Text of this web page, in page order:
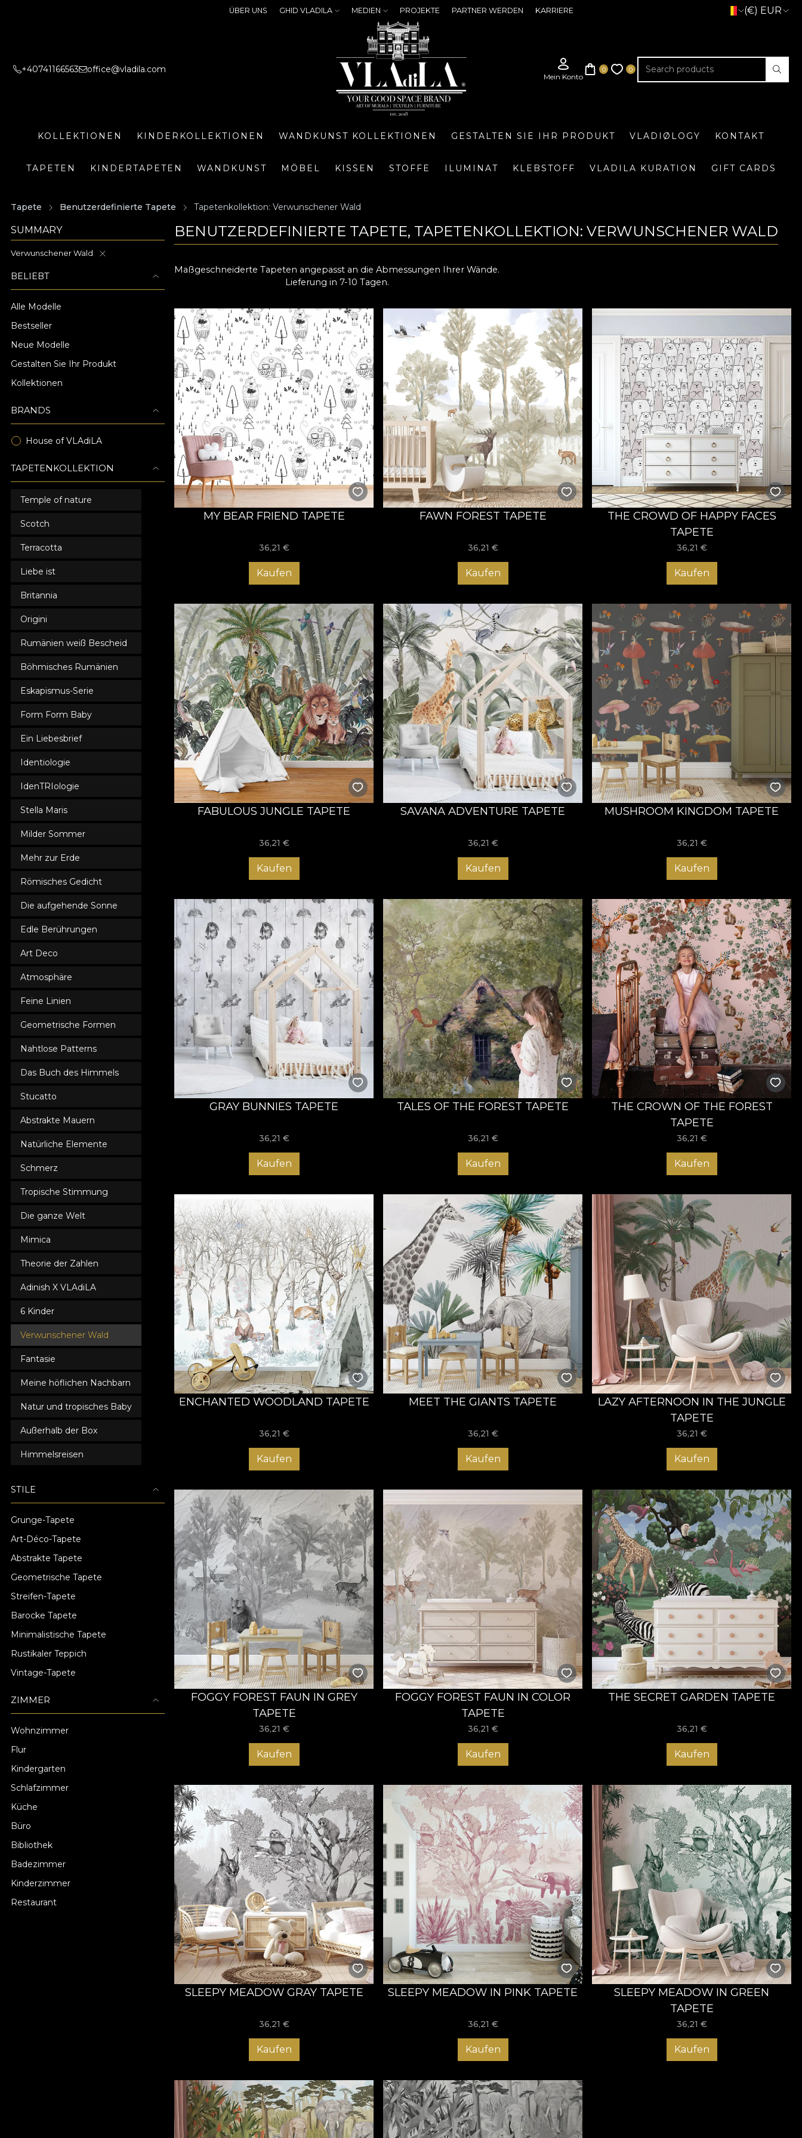
ÜBER UNS GHID VLADILA MEDIEN PROJEKTE PARTNER WERDEN KARRIERE (€) EUR
+40741166563 office@vladila.com
KOLLEKTIONEN KINDERKOLLEKTIONEN WANDKUNST KOLLEKTIONEN GESTALTEN SIE IHR PRODUKT VLADIØLOGY KONTAKT
TAPETEN KINDERTAPETEN WANDKUNST MÖBEL KISSEN STOFFE ILUMINAT KLEBSTOFF VLADILA KURATION GIFT CARDS
Tapete Benutzerdefinierte Tapete Tapetenkollektion: Verwunschener Wald
SUMMARY
Verwunschener Wald
BELIEBT
Alle Modelle
Bestseller
Neue Modelle
Gestalten Sie Ihr Produkt
Kollektionen
BRANDS
House of VLAdiLA
TAPETENKOLLEKTION
Temple of nature
Scotch
Terracotta
Liebe ist
Britannia
Origini
Rumänien weiß Bescheid
Böhmisches Rumänien
Eskapismus-Serie
Form Form Baby
Ein Liebesbrief
Identiologie
IdenTRIologie
Stella Maris
Milder Sommer
Mehr zur Erde
Römisches Gedicht
Die aufgehende Sonne
Edle Berührungen
Art Deco
Atmosphäre
Feine Linien
Geometrische Formen
Nahtlose Patterns
Das Buch des Himmels
Stucatto
Abstrakte Mauern
Natürliche Elemente
Schmerz
Tropische Stimmung
Die ganze Welt
Mimica
Theorie der Zahlen
Adinish X VLAdiLA
6 Kinder
Verwunschener Wald
Fantasie
Meine höflichen Nachbarn
Natur und tropisches Baby
Außerhalb der Box
Himmelsreisen
STILE
Grunge-Tapete
Art-Déco-Tapete
Abstrakte Tapete
Geometrische Tapete
Streifen-Tapete
Barocke Tapete
Minimalistische Tapete
Rustikaler Teppich
Vintage-Tapete
ZIMMER
Wohnzimmer
Flur
Kindergarten
Schlafzimmer
Küche
Büro
Bibliothek
Badezimmer
Kinderzimmer
Restaurant
BENUTZERDEFINIERTE TAPETE, TAPETENKOLLEKTION: VERWUNSCHENER WALD
Maßgeschneiderte Tapeten angepasst an die Abmessungen Ihrer Wände.
Lieferung in 7-10 Tagen.
MY BEAR FRIEND TAPETE
36,21 €
Kaufen
FAWN FOREST TAPETE
36,21 €
Kaufen
THE CROWD OF HAPPY FACES
TAPETE
36,21 €
Kaufen
FABULOUS JUNGLE TAPETE
36,21 €
Kaufen
SAVANA ADVENTURE TAPETE
36,21 €
Kaufen
MUSHROOM KINGDOM TAPETE
36,21 €
Kaufen
GRAY BUNNIES TAPETE
36,21 €
Kaufen
TALES OF THE FOREST TAPETE
36,21 €
Kaufen
THE CROWN OF THE FOREST
TAPETE
36,21 €
Kaufen
ENCHANTED WOODLAND TAPETE
36,21 €
Kaufen
MEET THE GIANTS TAPETE
36,21 €
Kaufen
LAZY AFTERNOON IN THE JUNGLE
TAPETE
36,21 €
Kaufen
FOGGY FOREST FAUN IN GREY
TAPETE
36,21 €
Kaufen
FOGGY FOREST FAUN IN COLOR
TAPETE
36,21 €
Kaufen
THE SECRET GARDEN TAPETE
36,21 €
Kaufen
SLEEPY MEADOW GRAY TAPETE
36,21 €
Kaufen
SLEEPY MEADOW IN PINK TAPETE
36,21 €
Kaufen
SLEEPY MEADOW IN GREEN
TAPETE
36,21 €
Kaufen